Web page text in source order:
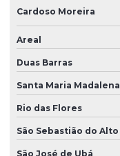
Cardoso Moreira
Areal
Duas Barras
Santa Maria Madalena
Rio das Flores
São Sebastião do Alto
São José de Ubá